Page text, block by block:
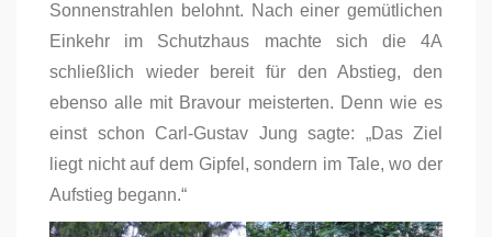
Sonnenstrahlen belohnt. Nach einer gemütlichen
Einkehr im Schutzhaus machte sich die 4A
schließlich wieder bereit für den Abstieg, den
ebenso alle mit Bravour meisterten. Denn wie es
einst schon Carl-Gustav Jung sagte: „Das Ziel
liegt nicht auf dem Gipfel, sondern im Tale, wo der
Aufstieg begann.“